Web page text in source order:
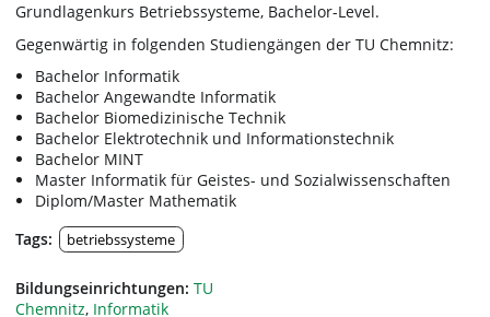
Grundlagenkurs Betriebssysteme, Bachelor-Level.
Gegenwärtig in folgenden Studiengängen der TU Chemnitz:
Bachelor Informatik
Bachelor Angewandte Informatik
Bachelor Biomedizinische Technik
Bachelor Elektrotechnik und Informationstechnik
Bachelor MINT
Master Informatik für Geistes- und Sozialwissenschaften
Diplom/Master Mathematik
Tags:
betriebssysteme
Bildungseinrichtungen: TU
Chemnitz, Informatik